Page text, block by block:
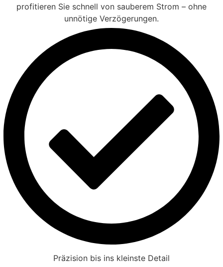
profitieren Sie schnell von sauberem Strom – ohne
unnötige Verzögerungen.
Präzision bis ins kleinste Detail